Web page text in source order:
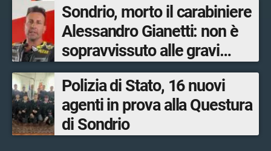
Sondrio, morto il carabiniere
Alessandro Gianetti: non è
sopravvissuto alle gravi
ustioni
Polizia di Stato, 16 nuovi
agenti in prova alla Questura
di Sondrio